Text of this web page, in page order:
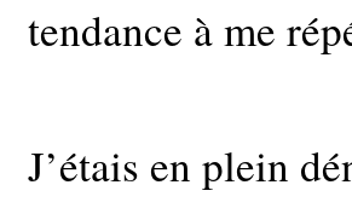
tendance à me
J’étais en plein